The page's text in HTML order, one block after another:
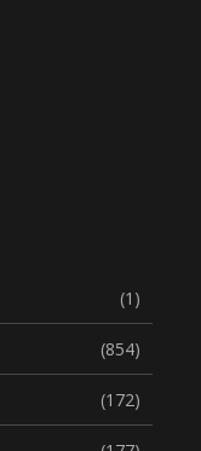
(1)
(854)
(172)